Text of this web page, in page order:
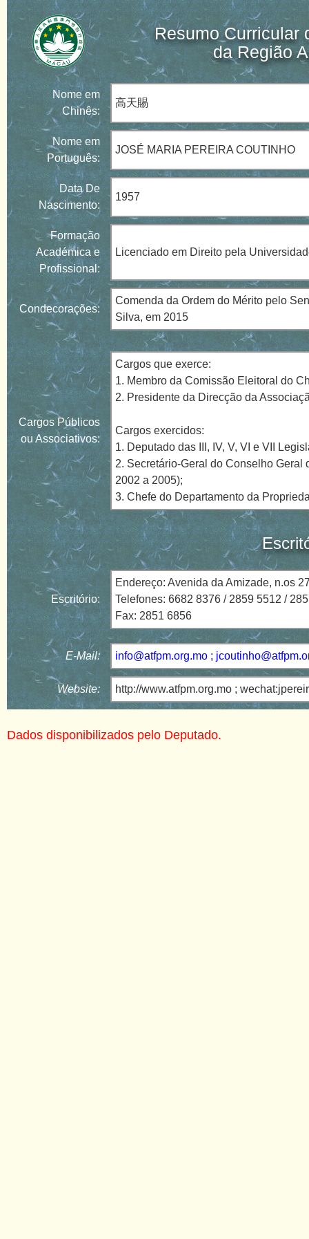
Resumo Curricular
da Região
Nome em
Chinês:
高天賜
Nome em
Português:
JOSÉ MARIA PEREIRA COUTINHO
Data De
Nascimento:
1957
Formação
Académica e
Profissional:
Licenciado em Direito pela
Condecorações:
Comenda da Ordem do Mérito pelo
Silva, em 2015
Cargos Públicos
ou Associativos:
Cargos que exerce:
1. Membro da Comissão Eleitoral do
2. Presidente da Direcção da
Cargos exercidos:
1. Deputado das III, IV, V, VI e VII
2. Secretário-Geral do Conselho Geral
2002 a 2005);
3. Chefe do Departamento da
Escritório:
Endereço: Avenida da Amizade, n.os
Telefones: 6682 8376 / 2859 5512 /
Fax: 2851 6856
E-Mail: info@atfpm.org.mo ;
Website: http://www.atfpm.org.mo ;
Dados disponibilizados pelo Deputado.